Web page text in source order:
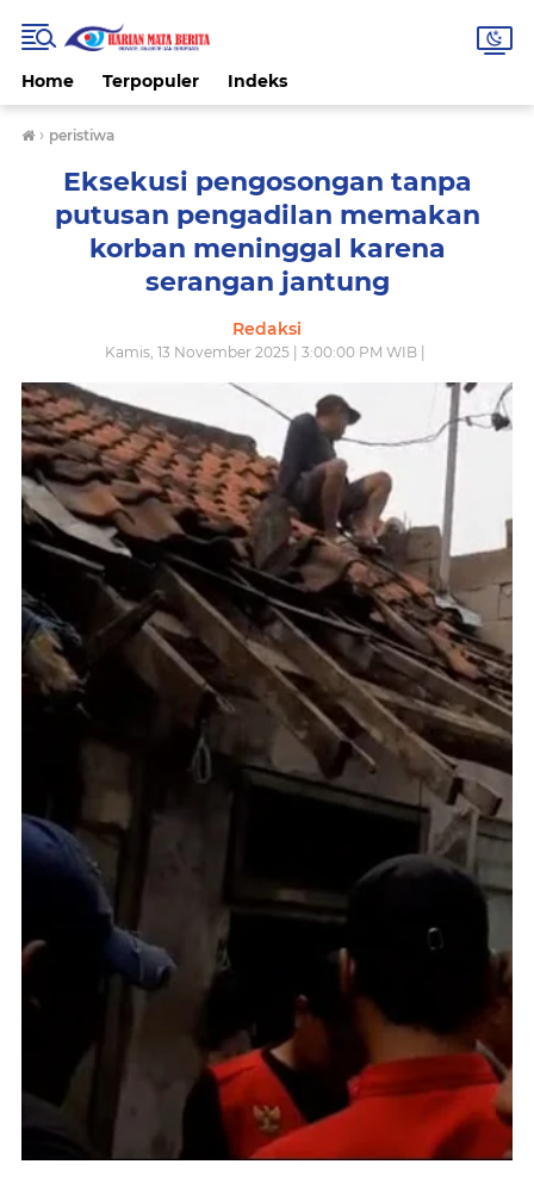
Home Terpopuler Indeks
› peristiwa
Eksekusi pengosongan tanpa
putusan pengadilan memakan
korban meninggal karena
serangan jantung
Redaksi
Kamis, 13 November 2025 | 3:00:00 PM WIB |